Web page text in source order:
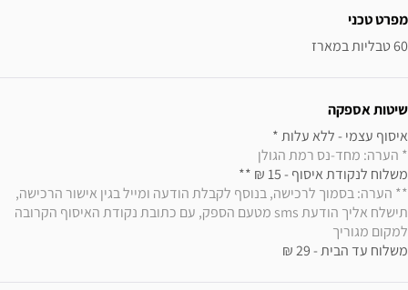
מפרט טכני
60 טבליות במארז
שיטות אספקה
איסוף עצמי - ללא עלות *
* הערה: מחד-נס רמת הגולן
משלוח לנקודת איסוף - 15 ₪ **
למקום מגוריך
משלוח עד הבית - 29 ₪